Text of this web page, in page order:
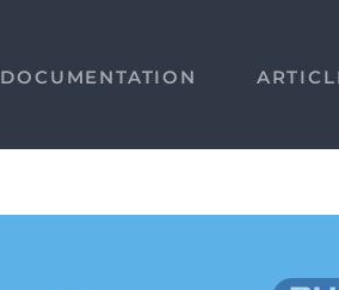
DOCUMENTATION